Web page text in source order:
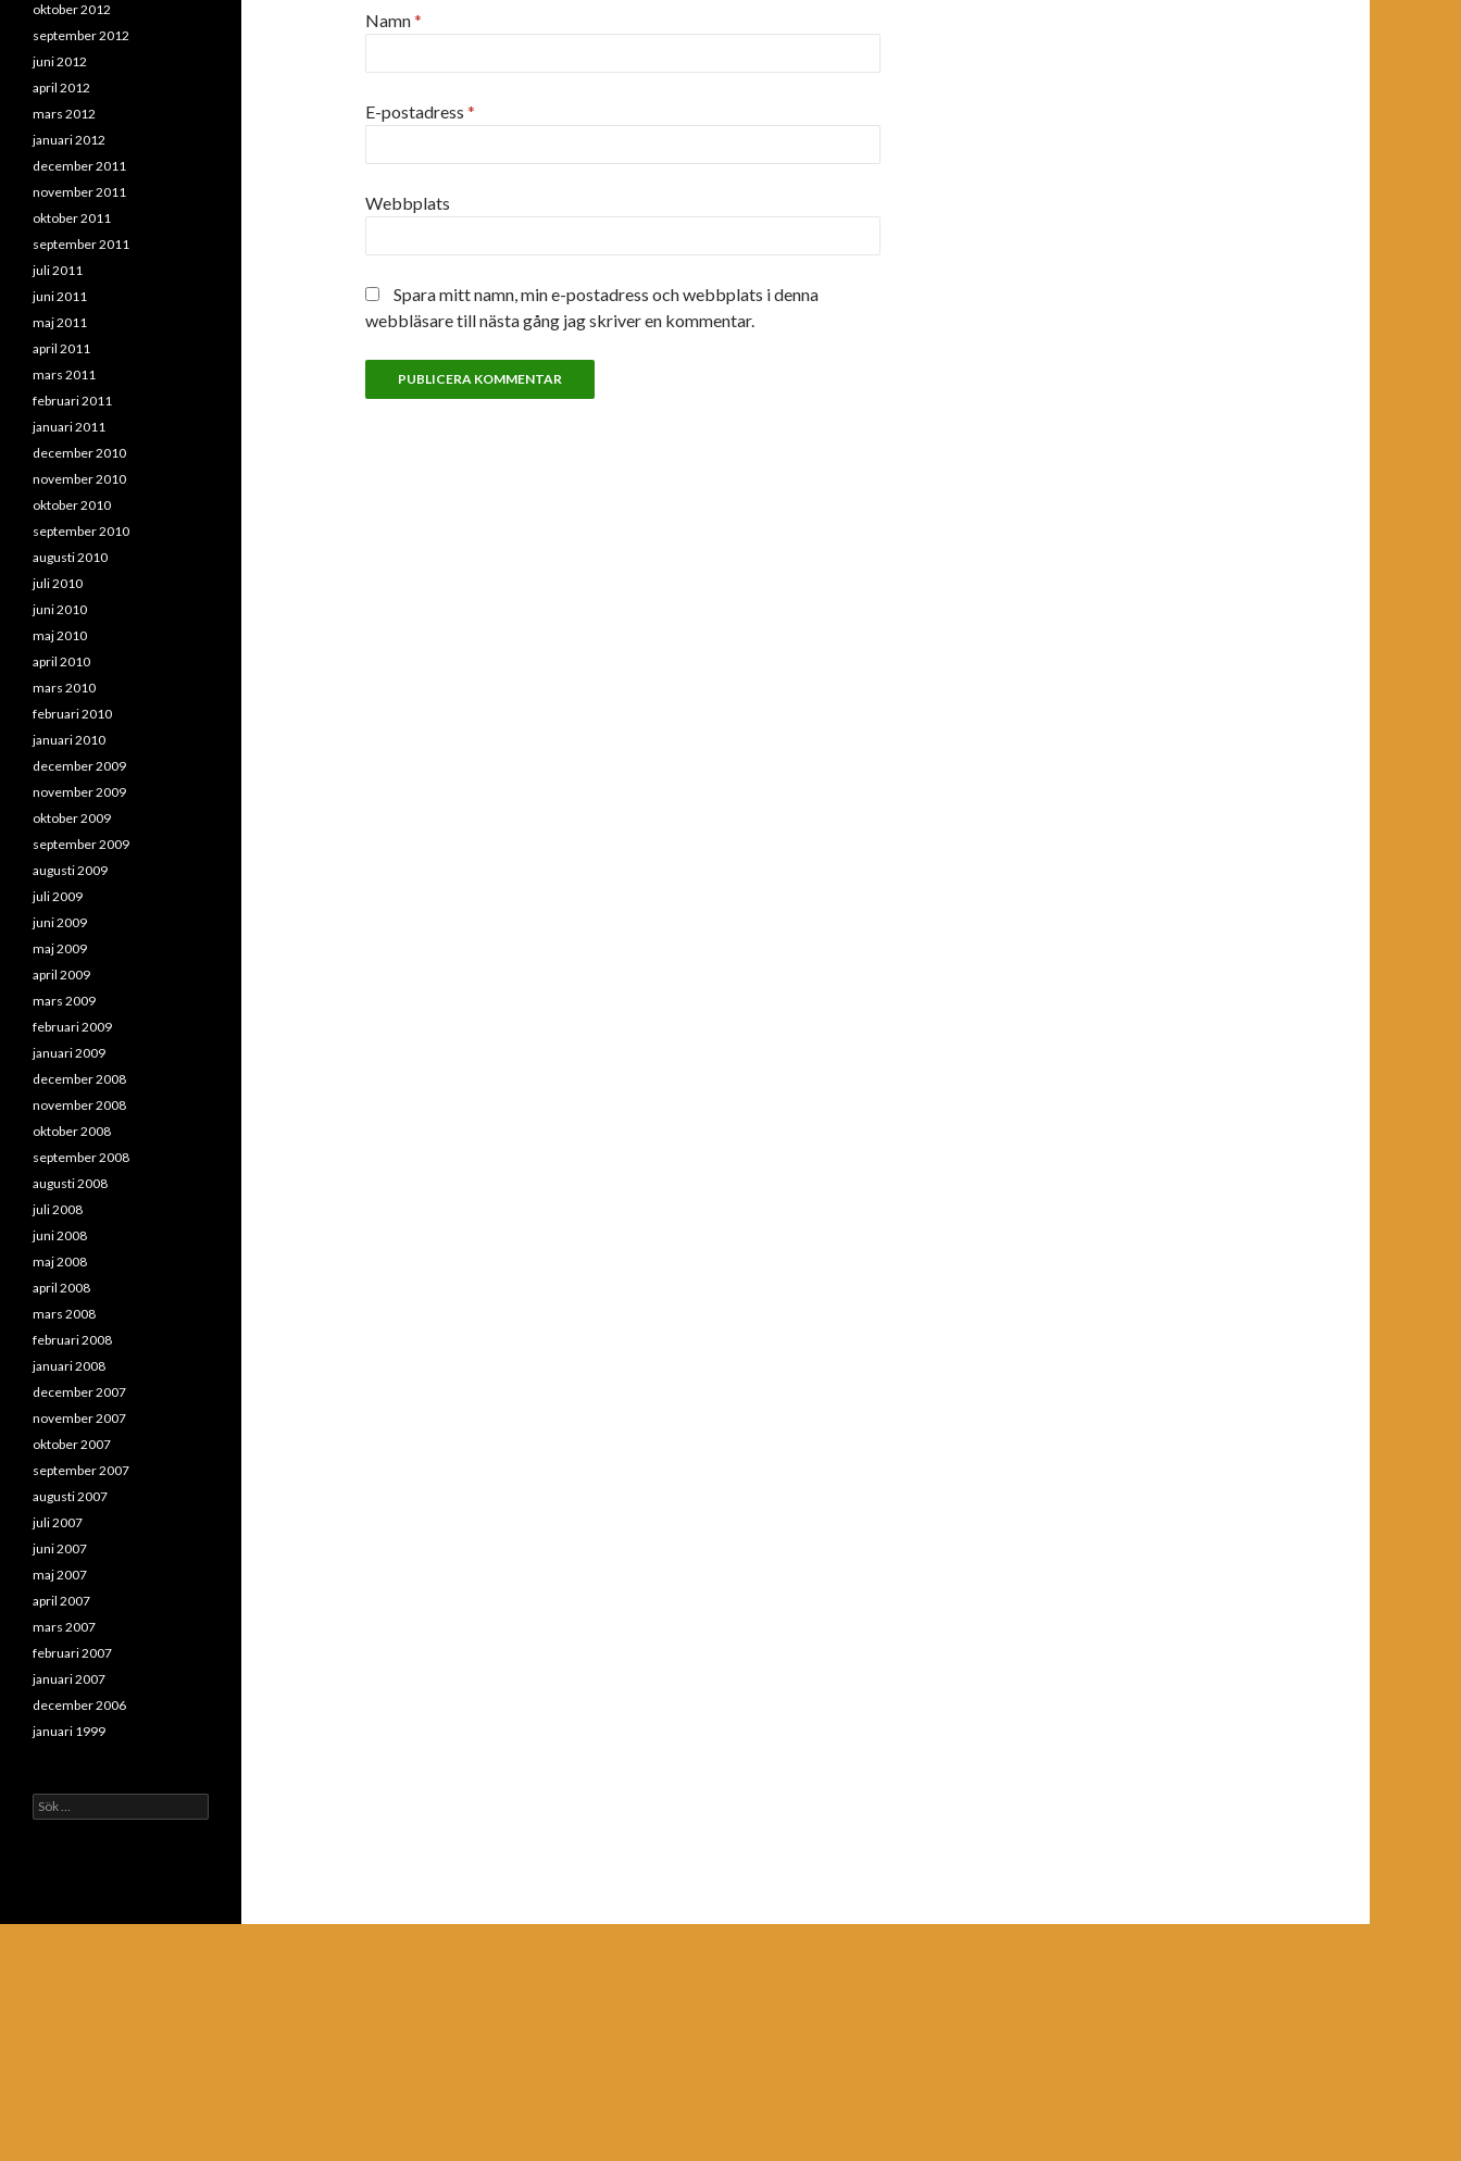
Namn*
E-postadress *
Webbplats
Spara mitt namn, min e-postadress och webbplats i denna
webbläsare till nästa gång jag skriver en kommentar.
oktober 2012
september 2012
juni 2012
april 2012
mars 2012
januari 2012
december 2011
november 2011
oktober 2011
september 2011
juli 2011
juni 2011
maj 2011
april 2011
mars 2011
februari 2011
januari 2011
december 2010
november 2010
oktober 2010
september 2010
augusti 2010
juli 2010
juni 2010
maj 2010
april 2010
mars 2010
februari 2010
januari 2010
december 2009
november 2009
oktober 2009
september 2009
augusti 2009
juli 2009
juni 2009
maj 2009
april 2009
mars 2009
februari 2009
januari 2009
december 2008
november 2008
oktober 2008
september 2008
augusti 2008
juli 2008
juni 2008
maj 2008
april 2008
mars 2008
februari 2008
januari 2008
december 2007
november 2007
oktober 2007
september 2007
augusti 2007
juli 2007
juni 2007
maj 2007
april 2007
mars 2007
februari 2007
januari 2007
december 2006
januari 1999
Sök
efter: